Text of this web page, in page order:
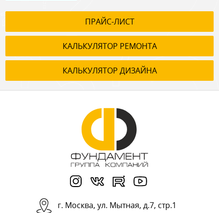
ПРАЙС-ЛИСТ
КАЛЬКУЛЯТОР РЕМОНТА
КАЛЬКУЛЯТОР ДИЗАЙНА
г. Москва, ул. Мытная, д.7, стр.1